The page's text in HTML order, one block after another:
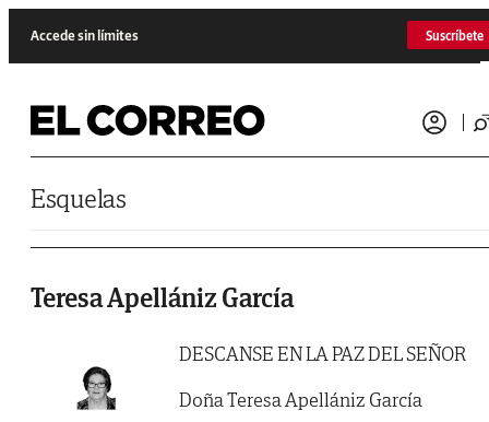
Accede sin límites Suscríbete
Esquelas
Teresa Apellániz García
DESCANSE EN LA PAZ DEL SEÑOR
Doña Teresa Apellániz García